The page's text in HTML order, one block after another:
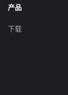
产品
下载